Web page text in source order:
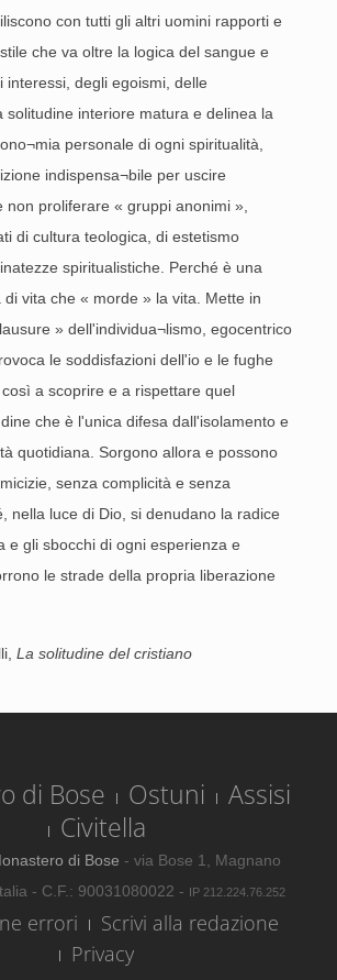
con tutti gli altri uomini rapporti e
che va oltre la logica del sangue e
interessi, degli egoismi, delle
solitudine interiore matura e delinea la
personale di ogni spiritualità,
indispensa¬bile per uscire
non proliferare « gruppi anonimi »,
di cultura teologica, di estetismo
spiritualistiche. Perché è una
di vita che « morde » la vita. Mette in
» dell'individua¬lismo, egocentrico
le soddisfazioni dell'io e le fughe
a scoprire e a rispettare quel
che è l'unica difesa dall'isolamento e
quotidiana. Sorgono allora e possono
senza complicità e senza
nella luce di Dio, si denudano la radice
e gli sbocchi di ogni esperienza e
le strade della propria liberazione
La solitudine del cristiano
di Bose Ostuni
Assisi
Civitella
di Bose - via Bose 1, Magnano
- C.F.: 90031080022 - IP 212.224.76.252
errori
Scrivi alla redazione
Privacy